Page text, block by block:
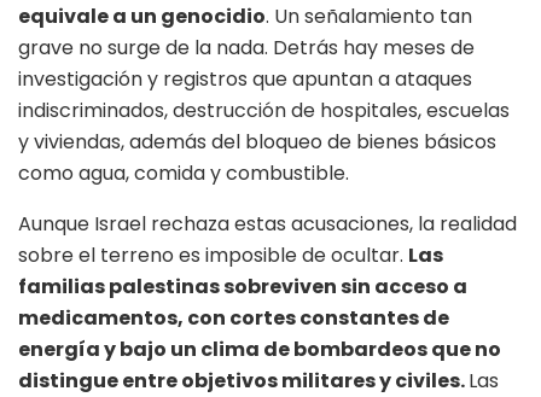
equivale a un genocidio. Un señalamiento tan
grave no surge de la nada. Detrás hay meses de
investigación y registros que apuntan a ataques
indiscriminados, destrucción de hospitales, escuelas
y viviendas, además del bloqueo de bienes básicos
como agua, comida y combustible.
Aunque Israel rechaza estas acusaciones, la realidad
sobre el terreno es imposible de ocultar. Las
familias palestinas sobreviven sin acceso a
medicamentos, con cortes constantes de
energía y bajo un clima de bombardeos que no
distingue entre objetivos militares y civiles.Las